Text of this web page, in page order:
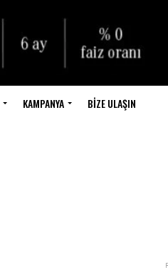
KAMPANYA BIZE ULAŞIN